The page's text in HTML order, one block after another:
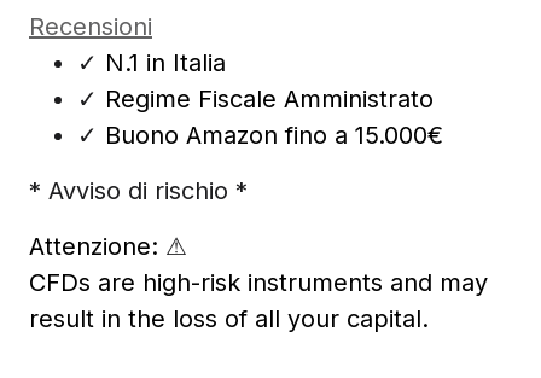
Recensioni
✓ N.1 in Italia
✓ Regime Fiscale Amministrato
✓ Buono Amazon fino a 15.000€
* Avviso di rischio *
Attenzione: ⚠
CFDs are high-risk instruments and may
result in the loss of all your capital.